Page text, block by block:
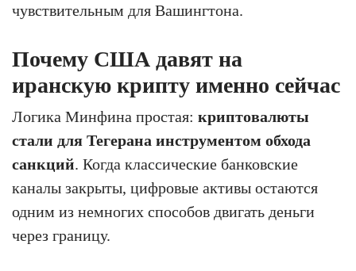
чувствительным для Вашингтона.
Почему США давят на
иранскую крипту именно сейчас
Логика Минфина простая: криптовалюты
стали для Тегерана инструментом обхода
санкций. Когда классические банковские
каналы закрыты, цифровые активы остаются
одним из немногих способов двигать деньги
через границу.